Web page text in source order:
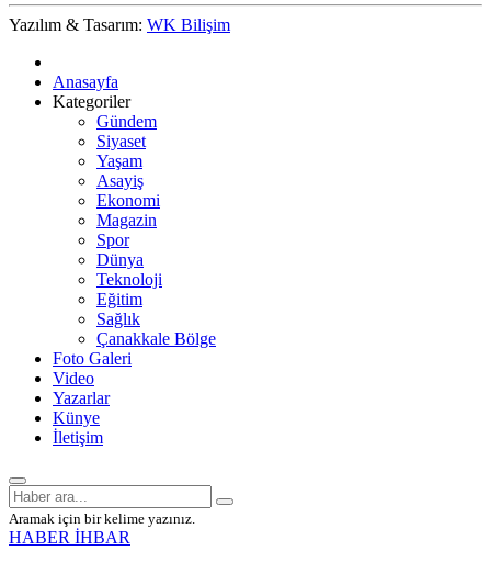
Yazılım & Tasarım: WK Bilişim
Anasayfa
Kategoriler
Gündem
Siyaset
Yaşam
Asayiş
Ekonomi
Magazin
Spor
Dünya
Teknoloji
Eğitim
Sağlık
Çanakkale Bölge
Foto Galeri
Video
Yazarlar
Künye
İletişim
Aramak için bir kelime yazınız.
HABER İHBAR